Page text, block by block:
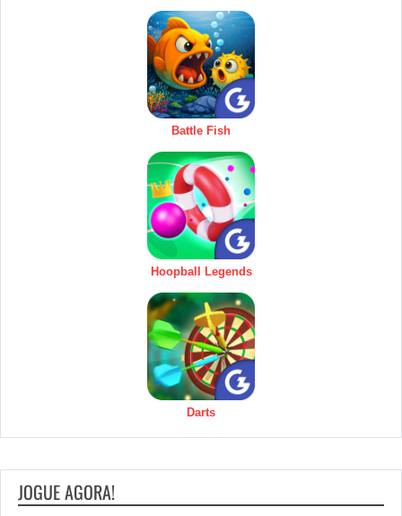
Battle Fish
Hoopball Legends
Darts
JOGUE AGORA!